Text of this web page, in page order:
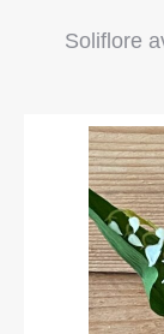
Soliflore